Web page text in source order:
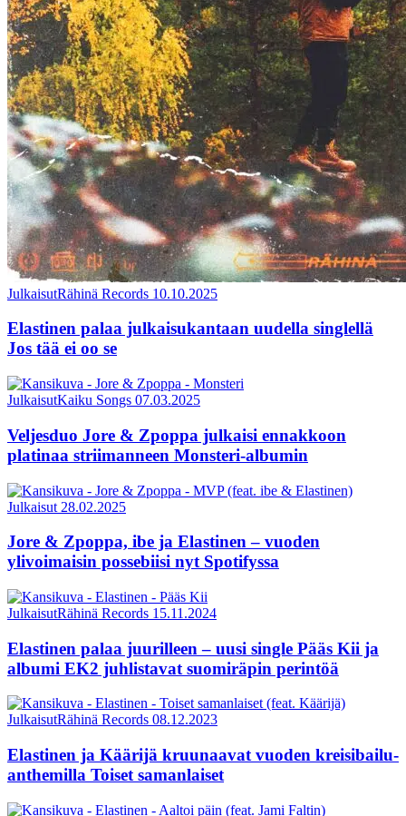
JulkaisutRähinä Records 10.10.2025
Elastinen palaa julkaisukantaan uudella singlellä
Jos tää ei oo se
JulkaisutKaiku Songs 07.03.2025
Veljesduo Jore & Zpoppa julkaisi ennakkoon
platinaa striimanneen Monsteri-albumin
Julkaisut 28.02.2025
Jore & Zpoppa, ibe ja Elastinen – vuoden
ylivoimaisin possebiisi nyt Spotifyssa
JulkaisutRähinä Records 15.11.2024
Elastinen palaa juurilleen – uusi single Pääs Kii ja
albumi EK2 juhlistavat suomiräpin perintöä
JulkaisutRähinä Records 08.12.2023
Elastinen ja Käärijä kruunaavat vuoden kreisibailu-
anthemilla Toiset samanlaiset